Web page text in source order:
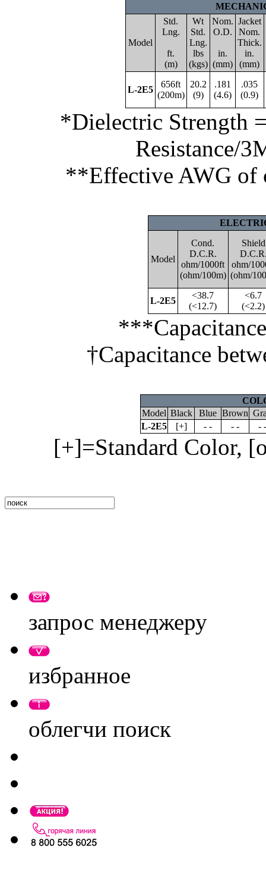
Model
Std.
Lng.
ft.
(m)
Wt
Std.
Lng.
lbs
(kgs)
Nom.
O.D.
in.
(mm)
Jacket
Nom.
Thick.
in.
(mm)
L-2E5
656ft
(200m)
20.2
(9)
.181
(4.6)
.035
(0.9)
*Dielectric Strength
Resistance/
**Effective AWG of
Model
Cond.
D.C.R.
ohm/1000ft
(ohm/100m)
Shield
ohm/
(ohm/
L-2E5
<38.7
(<12.7)
<6.7
(<2.2)
†Capacitance
Model Black Blue Brown
L-2E5
[+] - - - - - -
[+]=Standard Color,
запрос менеджеру
избранное
облегчи поиск